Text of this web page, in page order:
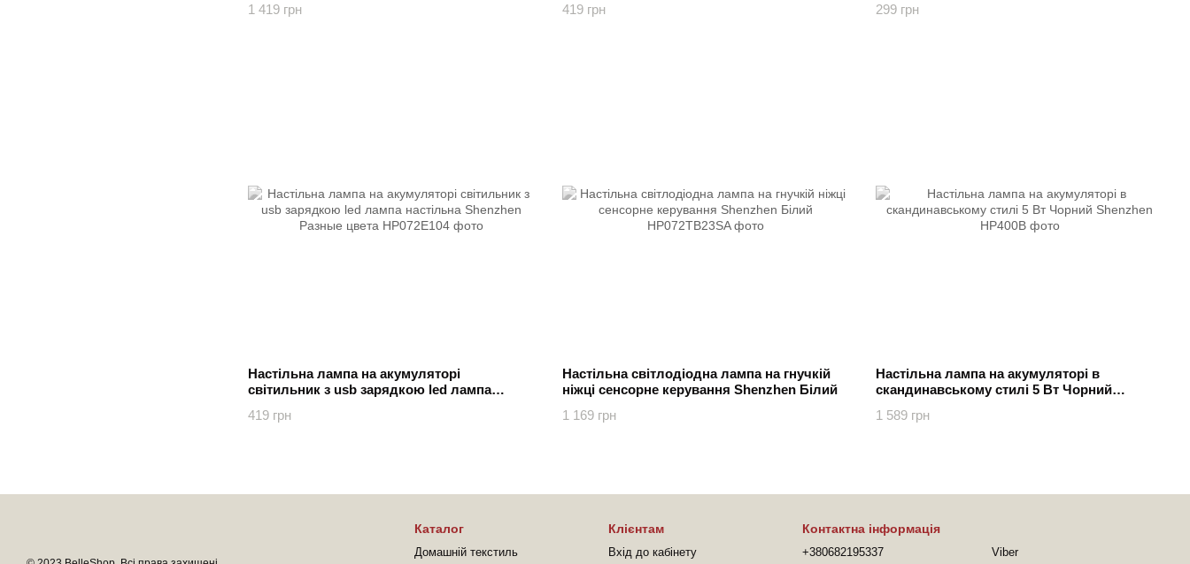
1 419 грн
419 грн
299 грн
Настільна лампа на акумуляторі
світильник з usb зарядкою led лампа
419 грн
Настільна світлодіодна лампа на гнучкій
ніжці сенсорне керування Shenzhen Білий
1 169 грн
Настільна лампа на акумуляторі в
скандинавському стилі 5 Вт Чорний
1 589 грн
Каталог
Домашній текстиль
Клієнтам
Вхід до кабінету
Контактна інформація
+380682195337 Viber